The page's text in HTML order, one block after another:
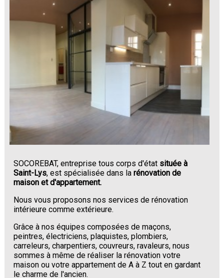
SOCOREBAT, entreprise tous corps d'état située à
Saint-Lys, est spécialisée dans larénovation de
maison et d'appartement.
Nous vous proposons nos services de rénovation
intérieure comme extérieure.
Grâce à nos équipes composées de maçons,
peintres, électriciens, plaquistes, plombiers,
carreleurs, charpentiers, couvreurs, ravaleurs, nous
sommes à même de réaliser la rénovation votre
maison ou votre appartement de A à Z tout en gardant
le charme de l'ancien.